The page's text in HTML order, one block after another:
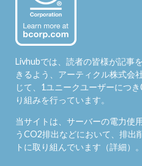
Livhubでは、読者の皆様が記事
きるよう、アーティクル株式会
じて、1ユニークユーザーにつ
り組みを行っています。
当サイトは、サーバーの電力使
うCO2排出などにおいて、排出
トに取り組んでいます（詳細）。